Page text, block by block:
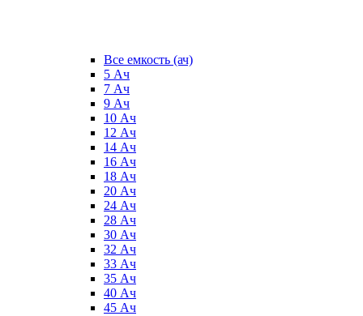
Все емкость (ач)
5 Ач
7 Ач
9 Ач
10 Ач
12 Ач
14 Ач
16 Ач
18 Ач
20 Ач
24 Ач
28 Ач
30 Ач
32 Ач
33 Ач
35 Ач
40 Ач
45 Ач